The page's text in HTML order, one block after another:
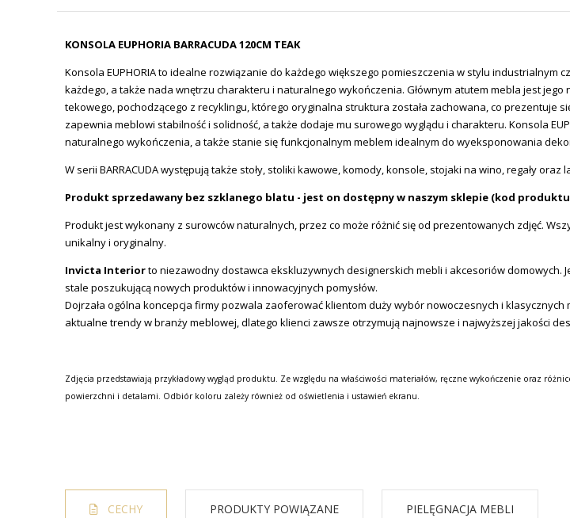
KONSOLA EUPHORIA BARRACUDA 120CM TEAK
Konsola EUPHORIA to idealne rozwiązanie do każdego większego pomieszczenia w stylu
każdego, a także nada wnętrzu charakteru i naturalnego wykończenia. Głównym atutem mebla jest
tekowego, pochodzącego z recyklingu, którego oryginalna struktura została zachowana, co prezentuje
zapewnia meblowi stabilność i solidność, a także dodaje mu surowego wyglądu i charakteru. Konsola
naturalnego wykończenia, a także stanie się funkcjonalnym meblem idealnym do wyeksponowania
W serii BARRACUDA występują także stoły, stoliki kawowe, komody, konsole, stojaki na wino, regały
Produkt sprzedawany bez szklanego blatu - jest on dostępny w naszym sklepie (kod produktu
Produkt jest wykonany z surowców naturalnych, przez co może różnić się od prezentowanych zdjęć.
unikalny i oryginalny.
Invicta Interiorto niezawodny dostawca ekskluzywnych designerskich mebli i akcesoriów
stale poszukującą nowych produktów i innowacyjnych pomysłów.
Dojrzała ogólna koncepcja firmy pozwala zaoferować klientom duży wybór nowoczesnych i klasycznych
aktualne trendy w branży meblowej, dlatego klienci zawsze otrzymują najnowsze i najwyższej jakości
Zdjęcia przedstawiają przykładowy wygląd produktu. Ze względu na właściwości materiałów, ręczne wykończenie oraz
powierzchni i detalami. Odbiór koloru zależy również od oświetlenia i ustawień ekranu.
CECHY PRODUKTY POWIĄZANE PIELĘGNACJA MEBLI